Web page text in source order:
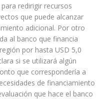
redirigir recursos
que puede alcanzar
adicional. Por otro
al banco que financia
por hasta USD 5,0
si se utilizará algún
que correspondería a
de financiamiento
que hace el banco